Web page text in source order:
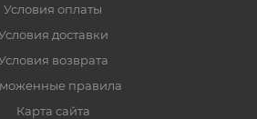
Условия оплаты
доставки
возврата
правила
Карта сайта